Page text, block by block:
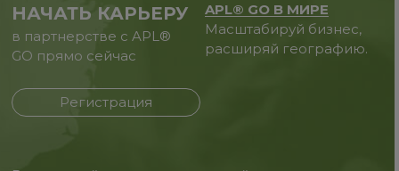
НАЧАТЬ КАРЬЕРУ
в партнерстве с APL®
GO прямо сейчас
Регистрация
APL® GO В МИРЕ
Масштабируй бизнес,
расширяй географию.